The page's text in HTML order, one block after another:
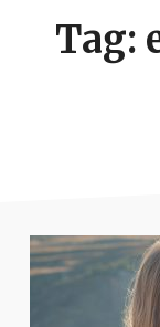
Tag: